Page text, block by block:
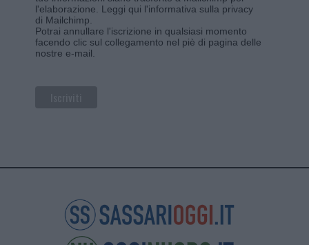
l'elaborazione. Leggi qui l'informativa sulla privacy
di Mailchimp
Potrai annullare l'iscrizione in qualsiasi momento
facendo clic sul collegamento nel piè di pagina delle
nostre e-mail.